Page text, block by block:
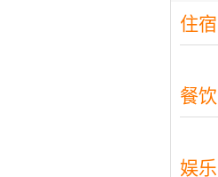
住宿
餐饮
娱乐